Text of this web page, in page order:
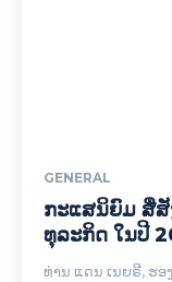
GENERAL
ກະແສນິຍົມ ສື່ສັ
ທຸລະກິດ ໃນປີ
ທ່ານ ແດນ ເນຍຣີ, ຮອ